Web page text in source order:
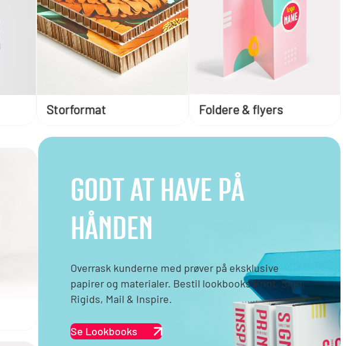
Storformat Foldere & flyers
GODT AT HAVE PÅ
HÅNDEN
Overrask kunderne med prøver på eksklusive
papirer og materialer. Bestil lookbooks Print, Sign,
Rigids, Mail & Inspire.
Se Lookbooks